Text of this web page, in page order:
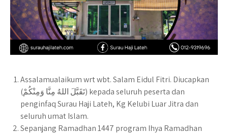
Assalamualaikum wrt wbt. Salam Eidul Fitri. Diucapkan
(تَقَبَّلَ اللهُ مِنَّا وَمِنْكُمْ) kepada seluruh peserta dan
penginfaq Surau Haji Lateh, Kg Kelubi Luar Jitra dan
seluruh umat Islam.
Sepanjang Ramadhan 1447 program Ihya Ramadhan